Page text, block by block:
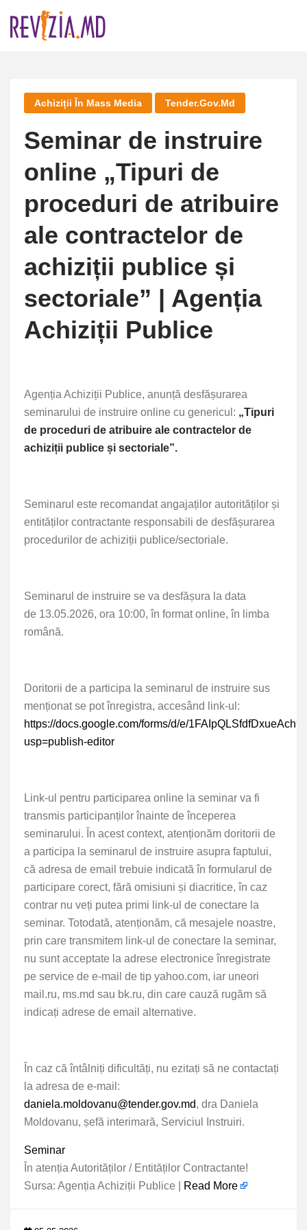
Achiziții În Mass Media Tender.gov.md
Seminar de instruire
online „Tipuri de
proceduri de atribuire
ale contractelor de
achiziții publice și
sectoriale” | Agenția
Achiziții Publice
Agenția Achiziții Publice, anunță desfășurarea
seminarului de instruire online cu genericul: „Tipuri
de proceduri de atribuire ale contractelor de
achiziții publice și sectoriale”.
Seminarul este recomandatangajaților autorităților și
entităților contractante responsabili de desfășurarea
procedurilor de achiziții publice/sectoriale.
Seminarul de instruire se va desfășura la data
de 13.05.2026, ora 10:00, în format online, în limba
română.
Doritorii de a participa la seminarul de instruire sus
menționat se pot înregistra, accesând link-ul:
https://docs.google.com/forms/d/e/
usp=publish-editor
Link-ul pentru participarea online la seminar va fi
transmis participanților înainte de începerea
seminarului. În acest context, atenționăm doritorii de
a participa la seminarul de instruire asupra faptului,
că adresa de email trebuie indicată în formularul de
participare corect, fără omisiuni și diacritice, în caz
contrar nu veți putea primi link-ul de conectare la
seminar. Totodată, atenționăm, că mesajele noastre,
prin care transmitem link-ul de conectare la seminar,
nu sunt acceptate la adrese electronice înregistrate
pe service de e-mail de tip yahoo.com, iar uneori
mail.ru, ms.md sau bk.ru, din care cauză rugăm să
indicați adrese de email alternative.
În caz că întâlniți dificultăți, nu ezitați să ne contactați
la adresa de e-mail:
daniela.moldovanu@tender.gov.md, dra Daniela
Moldovanu, șefă interimară, Serviciul Instruiri.
Seminar
În atenția Autorităților / Entităților Contractante!
Sursa: Agenția Achiziții Publice |
Read More